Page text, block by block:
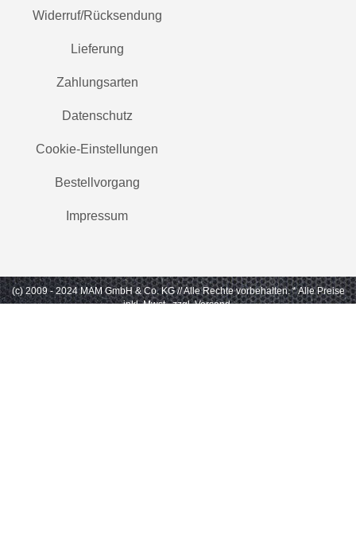
Widerruf/Rücksendung
Lieferung
Zahlungsarten
Datenschutz
Cookie-Einstellungen
Bestellvorgang
Impressum
(c) 2009 - 2024 MAM GmbH & Co. KG // Alle Rechte vorbehalten. * Alle Preise
inkl. Mwst., zzgl. Versand.